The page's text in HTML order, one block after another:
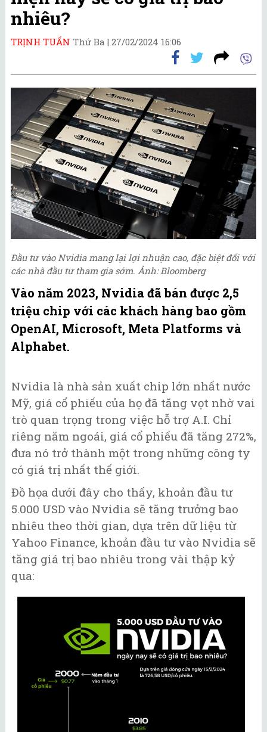
nhiêu?
TRỊNH TUẤN Thứ Ba | 27/02/2024 16:06
Đầu tư vào Nvidia mang lại lợi nhuận cao, đặc biệt đối với
các nhà đầu tư tham gia sớm. Ảnh: Bloomberg
Vào năm 2023, Nvidia đã bán được 2,5
triệu chip với các khách hàng bao gồm
OpenAI, Microsoft, Meta Platforms và
Alphabet.
Nvidia là nhà sản xuất chip lớn nhất nước
Mỹ, giá cổ phiếu của họ đã tăng vọt nhờ vai
trò quan trọng trong việc hỗ trợ A.I. Chỉ
riêng năm ngoái, giá cổ phiếu đã tăng 272%,
đưa nó trở thành một trong những công ty
có giá trị nhất thế giới.
Đồ họa dưới đây cho thấy, khoản đầu tư
5.000 USD vào Nvidia sẽ tăng trưởng bao
nhiêu theo thời gian, dựa trên dữ liệu từ
Yahoo Finance, khoản đầu tư vào Nvidia sẽ
tăng giá trị bao nhiêu trong vài thập kỷ
qua: